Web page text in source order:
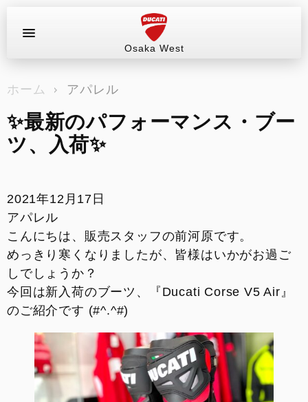
Osaka West
ラインアップ
サービス情報
試乗車
イベント&ツーリング
販売情報
コンフィギュレーター
ホーム アパレル
✨最新のパフォーマンス・ブー
ツ、入荷✨
2021年12月17日
アパレル
こんにちは、販売スタッフの前河原です。
めっきり寒くなりましたが、皆様はいかがお過ご
しでしょうか？
今回は新入荷のブーツ、『Ducati Corse V5 Air』
のご紹介です (#^.^#)